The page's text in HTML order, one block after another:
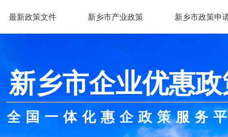
最新政策文件 新乡市产业政策 新乡市政策申
新乡市企业优惠
全国一体化惠企政策服务